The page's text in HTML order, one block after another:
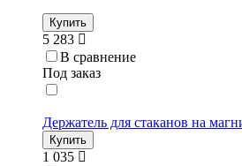
Купить
5 283
В сравнение
Под заказ
Держатель для стаканов на
Купить
1 035